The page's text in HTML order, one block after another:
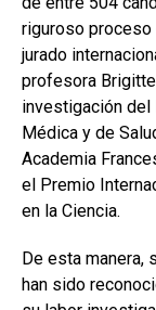
riguroso proceso
jurado
profesora
investigación
Médica y de
Academia
el Premio
en la Ciencia.
De esta manera,
han sido